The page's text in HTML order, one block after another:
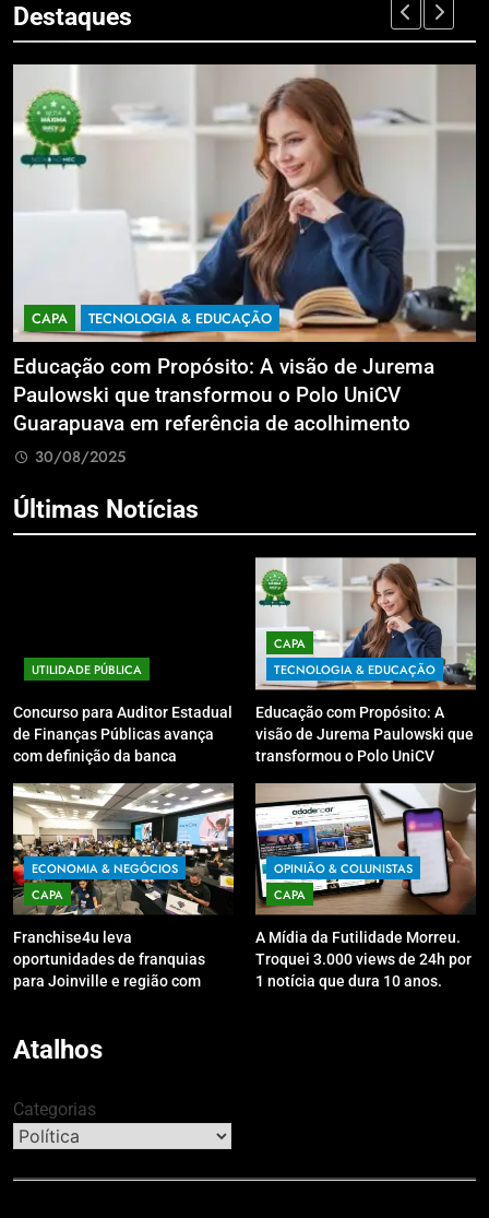
Destaques
CAPA TECNOLOGIA & EDUCAÇÃO
Educação com Propósito: A visão de Jurema
Paulowski que transformou o Polo UniCV
Guarapuava em referência de acolhimento
30/08/2025
Últimas Notícias
UTILIDADE PÚBLICA
Concurso para Auditor Estadual
de Finanças Públicas avança
com definição da banca
CAPA
TECNOLOGIA & EDUCAÇÃO
Educação com Propósito: A
visão de Jurema Paulowski que
transformou o Polo UniCV
acolhimento
ECONOMIA & NEGÓCIOS
CAPA
Franchise4u leva
oportunidades de franquias
para Joinville e região com
OPINIÃO & COLUNISTAS
CAPA
A Mídia da Futilidade Morreu.
Troquei 3.000 views de 24h por
1 notícia que dura 10 anos.
Atalhos
Categorias